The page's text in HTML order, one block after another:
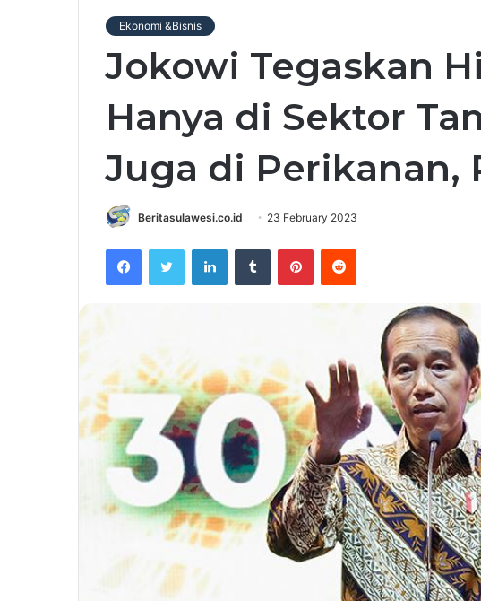
Ekonomi &Bisnis
Jokowi Tegaskan
Hanya di Sektor
Juga di Perikanan,
Beritasulawesi.co.id 23 February 2023